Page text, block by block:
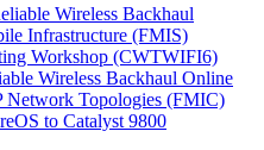
Wireless Backhaul
Infrastructure (FMIS)
Workshop (CWTWIFI6)
Wireless Backhaul Online
Network Topologies (FMIC)
to Catalyst 9800